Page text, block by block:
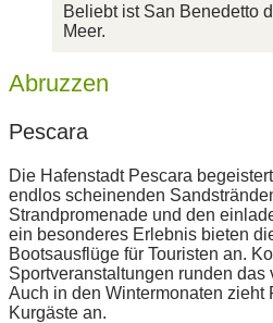
Beliebt ist San Benedetto
Meer.
Abruzzen
Pescara
Die Hafenstadt Pescara
endlos scheinenden
Strandpromenade und den
ein besonderes Erlebnis bieten
Bootsausflüge für Touristen an.
Sportveranstaltungen runden das
Auch in den Wintermonaten zieht
Kurgäste an.